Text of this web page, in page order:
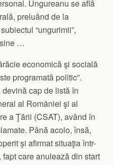
Ungureanu se află
preluând de la
“ungurimii”,
…
economică şi socială
programată politic”.
cap de listă în
al României şi al
a Ţării (CSAT), având în
Până acolo, însă,
şi afirmat situaţia într-
care anulează din start